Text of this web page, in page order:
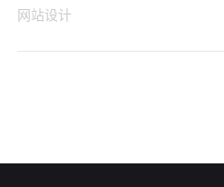
因为主观因素或者其他原因，导
响到用户体验，从而为网站运营
网站设计